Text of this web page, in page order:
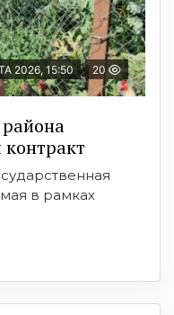
2026, 15:50 20
в рамках